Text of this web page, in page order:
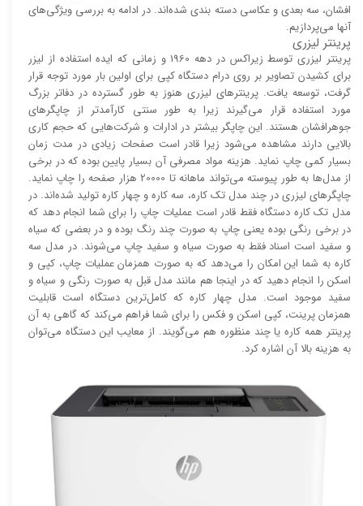
افشان، سه بعدی و عکاسی دسته بندی شده‌اند. در ادامه به بررسی ویژگی‌های
آنها می‌پردازیم.
پرینتر لیزری
پرینتر لیزری توسط زیراکس در دهه 1960 و زمانی که ایده استفاده از لیزر
برای کشیدن تصاویر بر روی درام دستگاه کپی برای اولین بار مورد توجه قرار
گرفت، توسعه یافت. پرینتر‌های لیزری هنوز به طور گسترده در دفاتر بزرگ
مورد استفاده قرار می‌گیرند زیرا به طور سنتی کارآمد‌‌تر از چاپگر‌های
جوهرافشان هستند. این چاپگر بیشتر در ادارات و شرکت‌هایی که حجم کاری
بالایی دارند مشاهده می‌شود زیرا قادر است صفحات زیادی در مدت زمان
بسیار کمی چاپ نماید. هزینه مواد مصرفی آن بسیار پایین بوده که در برخی
از مدل‌ها به طور پیوسته می‌تواند ماهانه تا 20000 هزار صفحه را چاپ نماید.
چاپگر‌های لیزری در چند مدل تک کاره، سه کاره و چهار کاره تولید شده‌اند. در
مدل تک کاره دستگاه فقط قادر است عملیات چاپ را برای شما انجام دهد که
در برخی رنگی بوده یعنی چاپ به صورت چند رنگ بوده و در بعضی که سیاه
و سفید است اسناد فقط به صورت سیاه و سفید چاپ می‌شوند. در مدل سه
کاره به شما این امکان را می‌دهد که به صورت همزمان عملیات چاپ، کپی و
اسکن را انجام دهید که در اینجا هم مانند مدل قبل به صورت رنگی و سیاه و
سفید موجود است. مدل چهار کاره که کامل‌ترین دستگاه است قابلیت
همزمان پرینت، کپی اسکن و فکس را برای شما فراهم می‌کند که گاهی به آن
پرینتر همه کاره یا چند منظوره هم می‌گویند. از معایب این دستگاه می‌توان
به هزینه بالا آن اشاره کرد.